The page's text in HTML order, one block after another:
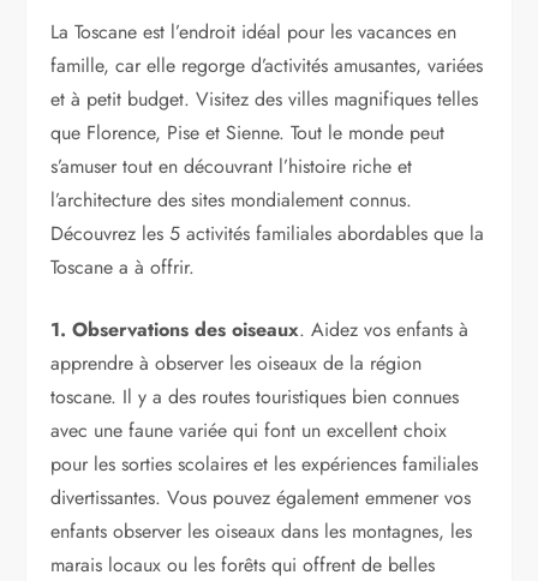
La Toscane est l’endroit idéal pour les vacances en
famille, car elle regorge d’activités amusantes, variées
et à petit budget. Visitez des villes magnifiques telles
que Florence, Pise et Sienne. Tout le monde peut
s’amuser tout en découvrant l’histoire riche et
l’architecture des sites mondialement connus.
Découvrez les 5 activités familiales abordables que la
Toscane a à offrir.
1. Observations des oiseaux. Aidez vos enfants à
apprendre à observer les oiseaux de la région
toscane. Il y a des routes touristiques bien connues
avec une faune variée qui font un excellent choix
pour les sorties scolaires et les expériences familiales
divertissantes. Vous pouvez également emmener vos
enfants observer les oiseaux dans les montagnes, les
marais locaux ou les forêts qui offrent de belles